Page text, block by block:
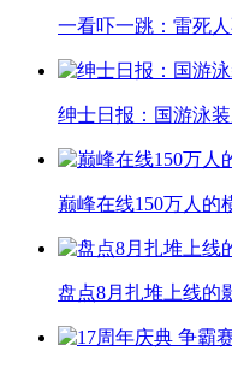
一看吓一跳：雷死人
绅士日报：国游泳
巅峰在线150万人的
盘点8月扎堆上线的